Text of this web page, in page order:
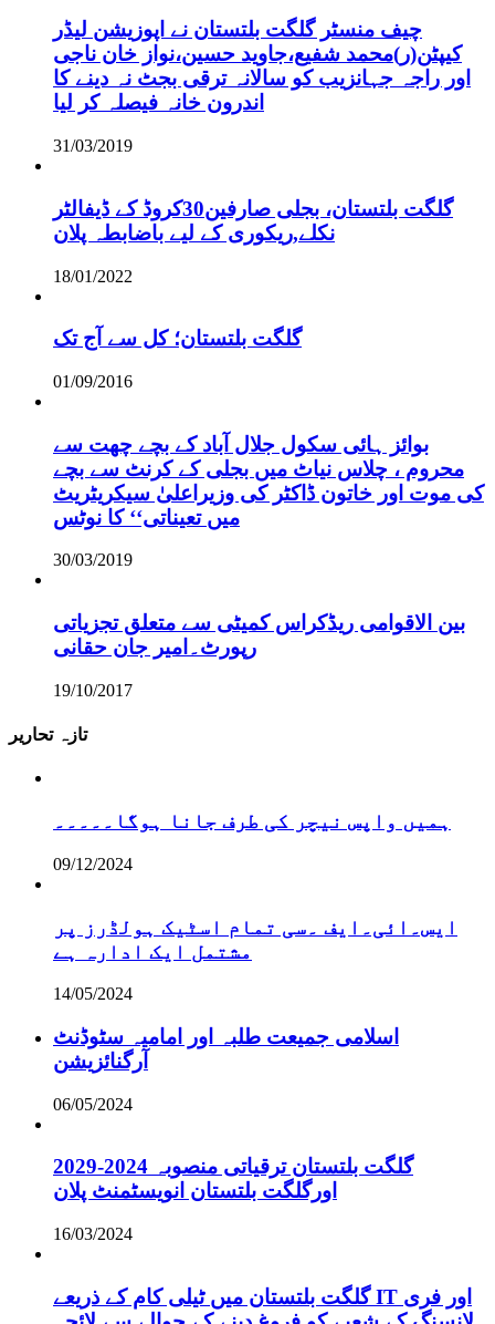
چیف منسٹر گلگت بلتستان نے اپوزیشن لیڈر
کیپٹن(ر)محمد شفیع،جاوید حسین،نواز خان ناجی
اور راجہ جہانزیب کو سالانہ ترقی بجٹ نہ دینے کا
اندرون خانہ فیصلہ کر لیا
31/03/2019
گلگت بلتستان، بجلی صارفین30کروڈ کے ڈیفالٹر
نکلے,ریکوری کے لیے باضابطہ پلان
18/01/2022
گلگت بلتستان؛ کل سے آج تک
01/09/2016
بوائز ہائی سکول جلال آباد کے بچے چھت سے
محروم ، چلاس نیاٹ میں بجلی کے کرنٹ سے بچے
کی موت اور خاتون ڈاکٹر کی وزیراعلیٰ سیکریٹریٹ
میں تعیناتی‘‘ کا نوٹس
30/03/2019
بین الاقوامی ریڈکراس کمیٹی سے متعلق تجزیاتی
رپورٹ۔امیر جان حقانی
19/10/2017
تازہ تحاریر
ہمیں واپس نیچر کی طرف جانا ہوگا۔۔۔۔۔
09/12/2024
ایس۔ائی۔ایف ۔سی تمام اسٹیک ہولڈرز پر
مشتمل ایک ادارہ ہے
14/05/2024
اسلامی جمیعت طلبہ اور امامیہ سٹوڈنٹ
آرگنائزیشن
06/05/2024
گلگت بلتستان ترقیاتی منصوبہ 2024-2029
اورگلگت بلتستان انویسٹمنٹ پلان
16/03/2024
گلگت بلتستان میں ٹیلی کام کے ذریعے IT اور فری